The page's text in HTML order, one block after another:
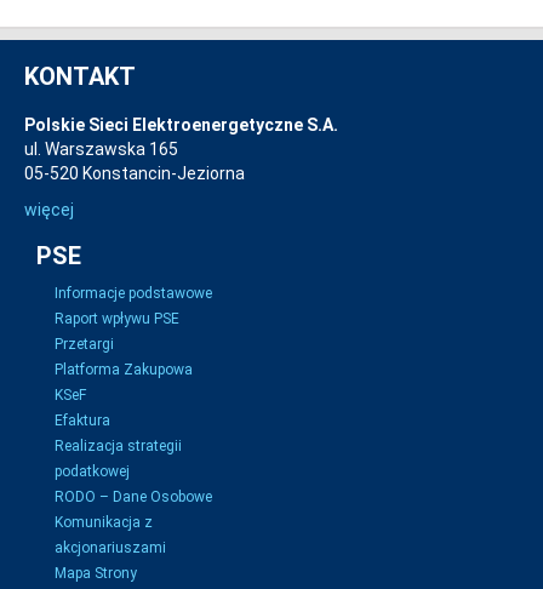
KONTAKT
Polskie Sieci Elektroenergetyczne S.A.
ul. Warszawska 165
05-520 Konstancin-Jeziorna
więcej
PSE
Informacje podstawowe
Raport wpływu PSE
Przetargi
Platforma Zakupowa
KSeF
Efaktura
Realizacja strategii
podatkowej
RODO – Dane Osobowe
Komunikacja z
akcjonariuszami
Mapa Strony